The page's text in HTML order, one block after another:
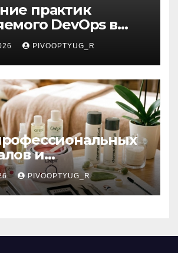
практик
DevOps в
ИТ-
PIVOOPTYUG_R
и
для
депиляции,
ресниц и
PIVOOPTYUG_R